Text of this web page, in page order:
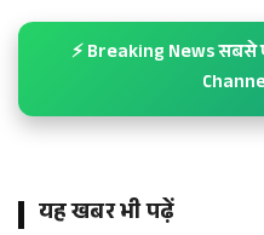
⚡ Breaking News
यह खबर भी पढ़ें